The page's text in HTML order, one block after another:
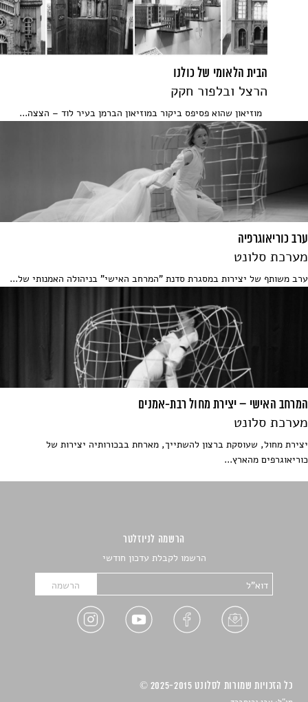
הבית הלאומי של כולנו
הרצל ובלפור חקק
מוזיאון שהוא פסיפס ביקור במוזיאון הברמן בעיר לוד – הצצה...
ערב כוריאוגרפיה
מערכת סלונט
ערב משותף של יצירות במסגרת סדנת "המרחב האישי" בניהולה האמנותי של...
המרחב האישי – יצירת מחול רבת-אמנים
מערכת סלונט
יצירת מחול, שעוסקת ברצון להשתייך, מארחת בבכורותיה יצירות של
כוריאוגרפים מהארץ...
הרשמה לניוזלטר
הרשמו לקבלת עדכון חודשי
כל הזכויות שמורות לסלונט 2025-2015 ©